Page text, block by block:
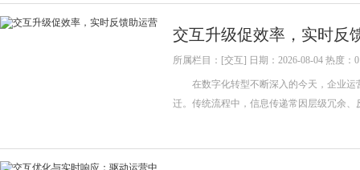
交互升级促效率，实时反
所属栏目：[交互] 日期：2026-08-04 热度：0
在数字化转型不断深入的今天，企业运
迁。传统流程中，信息传递常因层级冗余